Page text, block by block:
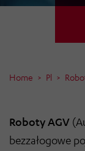
Home Pl
Roboty AGV
bezzałogowe